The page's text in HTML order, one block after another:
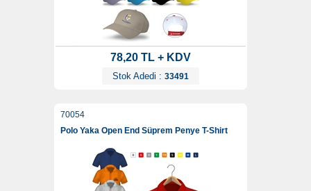
78,20 TL + KDV
Stok Adedi : 33491
70054
Polo Yaka Open End Süprem Penye T-Shirt